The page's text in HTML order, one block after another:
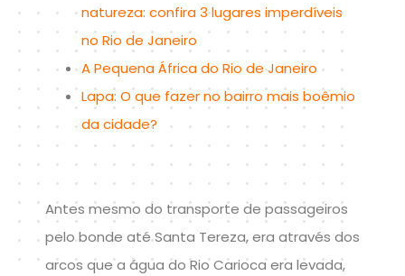
natureza: confira 3 lugares imperdíveis
no Rio de Janeiro
A Pequena África do Rio de Janeiro
Lapa: O que fazer no bairro mais boêmio
da cidade?
Antes mesmo do transporte de passageiros
pelo bonde até Santa Tereza, era através dos
arcos que a água do Rio Carioca era levada,